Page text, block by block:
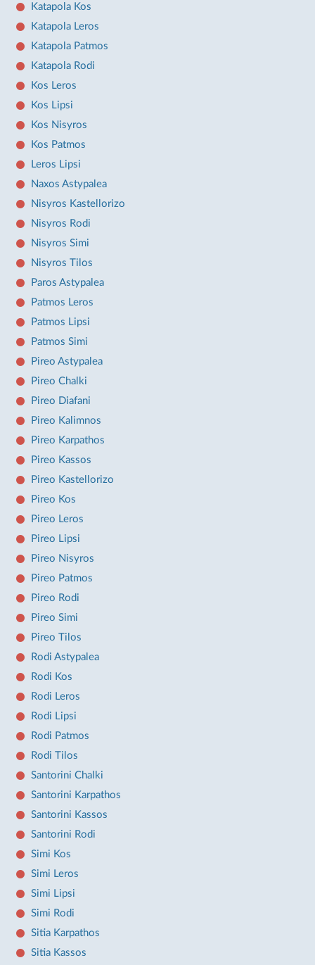
Katapola Kos
Katapola Leros
Katapola Patmos
Katapola Rodi
Kos Leros
Kos Lipsi
Kos Nisyros
Kos Patmos
Leros Lipsi
Naxos Astypalea
Nisyros Kastellorizo
Nisyros Rodi
Nisyros Simi
Nisyros Tilos
Paros Astypalea
Patmos Leros
Patmos Lipsi
Patmos Simi
Pireo Astypalea
Pireo Chalki
Pireo Diafani
Pireo Kalimnos
Pireo Karpathos
Pireo Kassos
Pireo Kastellorizo
Pireo Kos
Pireo Leros
Pireo Lipsi
Pireo Nisyros
Pireo Patmos
Pireo Rodi
Pireo Simi
Pireo Tilos
Rodi Astypalea
Rodi Kos
Rodi Leros
Rodi Lipsi
Rodi Patmos
Rodi Tilos
Santorini Chalki
Santorini Karpathos
Santorini Kassos
Santorini Rodi
Simi Kos
Simi Leros
Simi Lipsi
Simi Rodi
Sitia Karpathos
Sitia Kassos